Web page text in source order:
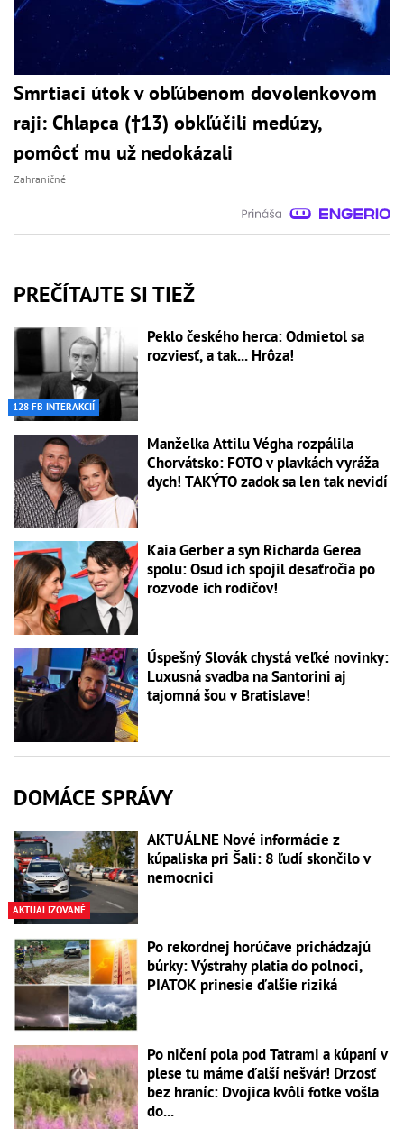
Smrtiaci útok v obľúbenom dovolenkovom
raji: Chlapca (†13) obkľúčili medúzy,
pomôcť mu už nedokázali
Zahraničné
PREČÍTAJTE SI TIEŽ
128 FB INTERAKCIÍ
Peklo českého herca: Odmietol sa
rozviesť, a tak... Hrôza!
Manželka Attilu Végha rozpálila
Chorvátsko: FOTO v plavkách vyráža
dych! TAKÝTO zadok sa len tak nevidí
Kaia Gerber a syn Richarda Gerea
spolu: Osud ich spojil desaťročia po
rozvode ich rodičov!
Úspešný Slovák chystá veľké novinky:
Luxusná svadba na Santorini aj
tajomná šou v Bratislave!
DOMÁCE SPRÁVY
AKTUALIZOVANÉ
AKTUÁLNE Nové informácie z
kúpaliska pri Šali: 8 ľudí skončilo v
nemocnici
Po rekordnej horúčave prichádzajú
búrky: Výstrahy platia do polnoci,
PIATOK prinesie ďalšie riziká
Po ničení pola pod Tatrami a kúpaní v
plese tu máme ďalší nešvár! Drzosť
bez hraníc: Dvojica kvôli fotke vošla
do...